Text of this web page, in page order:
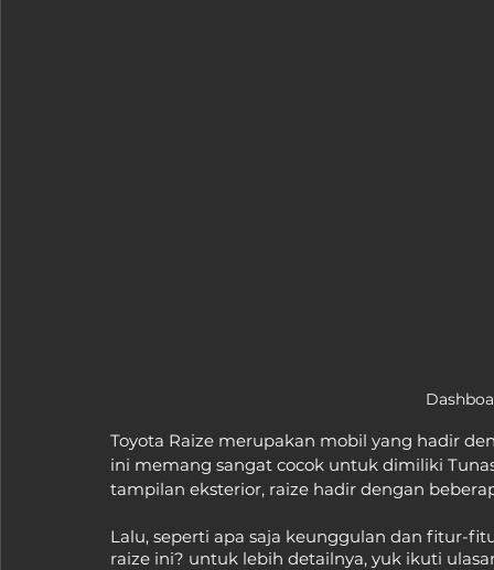
Toyota Raize merupakan mobil yang hadir
ini memang sangat cocok untuk dimiliki
tampilan eksterior, raize hadir dengan
Lalu, seperti apa saja keunggulan dan fitur-
raize ini? untuk lebih detailnya, yuk ikuti